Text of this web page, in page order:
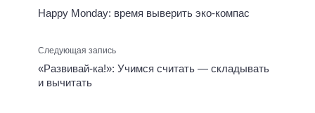
Happy Monday: время выверить эко-компас
Следующая запись
«Развивай-ка!»: Учимся считать — складывать
и вычитать